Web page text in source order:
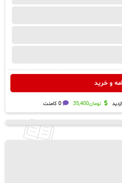
و خرید
تومان35,400 0 کامنت